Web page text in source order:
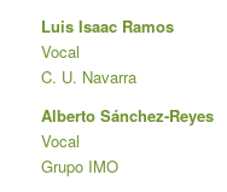
Luis Isaac Ramos
Vocal
C. U. Navarra
Alberto Sánchez-Reyes
Vocal
Grupo IMO